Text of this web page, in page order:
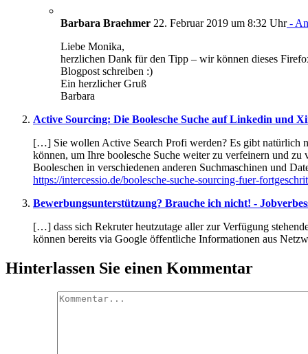
Barbara Braehmer 22. Februar 2019 um 8:32 Uhr-
Liebe Monika,
herzlichen Dank für den Tipp – wir können dieses
Blogpost schreiben :)
Ein herzlicher Gruß
Barbara
Active Sourcing: Die Boolesche Suche auf Linkedin und
[…] Sie wollen Active Search Profi werden? Es gibt natürlich
können, um Ihre boolesche Suche weiter zu verfeinern und
Booleschen in verschiedenen anderen Suchmaschinen und
https://intercessio.de/boolesche-suche-sourcing-fuer-
Bewerbungsunterstützung? Brauche ich nicht! -
[…] dass sich Rekruter heutzutage aller zur Verfügung
können bereits via Google öffentliche Informationen aus
Hinterlassen Sie einen Kommentar